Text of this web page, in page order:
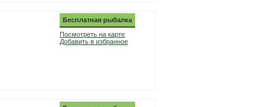
Бесплатная рыбалка
Посмотреть на карте
Добавить в избранное